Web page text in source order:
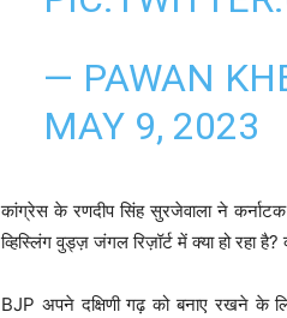
— PAWAN
MAY 9, 2023
कांग्रेस के रणदीप सिंह सुरजेवाला ने
व्हिस्लिंग वुड्ज़ जंगल रिज़ॉर्ट में क्या हो रहा
BJP अपने दक्षिणी गढ़ को बनाए रखने के